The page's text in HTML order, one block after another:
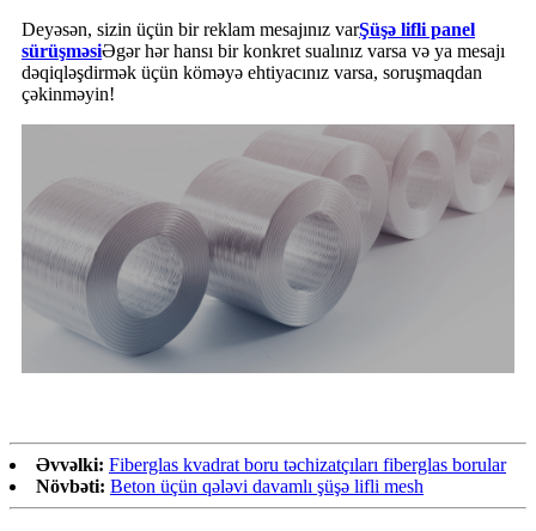
Deyəsən, sizin üçün bir reklam mesajınız varŞüşə lifli panel
sürüşməsiƏgər hər hansı bir konkret sualınız varsa və ya mesajı
dəqiqləşdirmək üçün köməyə ehtiyacınız varsa, soruşmaqdan
çəkinməyin!
Əvvəlki: Fiberglas kvadrat boru təchizatçıları fiberglas borular
Növbəti: Beton üçün qələvi davamlı şüşə lifli mesh